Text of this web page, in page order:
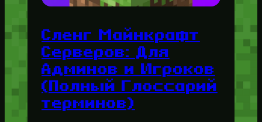
Сленг Майнкрафт
Серверов: Для
Админов и Игроков
(Полный Глоссарий
терминов)